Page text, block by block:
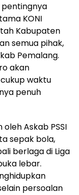
pentingnya
KONI
Kabupaten
semua pihak,
Pemalang.
akan
waktu
penuh
Askab PSSI
sepak bola,
berlaga di Liga
lebar.
persoalan